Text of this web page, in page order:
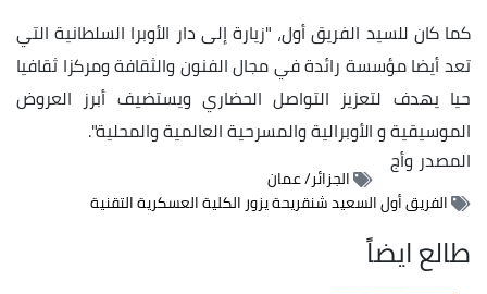
كما كان للسيد الفريق أول، "زيارة إلى دار الأوبرا السلطانية التي
تعد أيضا مؤسسة رائدة في مجال الفنون والثقافة ومركزا ثقافيا
حيا يهدف لتعزيز التواصل الحضاري ويستضيف أبرز العروض
الموسيقية و الأوبرالية والمسرحية العالمية والمحلية".
المصدروأج
الجزائر/ عمان
الفريق أول السعيد شنقريحة يزور الكلية العسكرية التقنية
طالع ايضاً